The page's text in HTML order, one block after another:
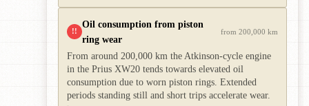
!!
Oil consumption from piston
ring wear
from 200,000 km
From around 200,000 km the Atkinson-cycle engine
in the Prius XW20 tends towards elevated oil
consumption due to worn piston rings. Extended
periods standing still and short trips accelerate wear.